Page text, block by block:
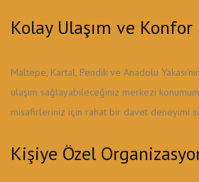
Kolay Ulaşım ve Konfor
Maltepe, Kartal, Pendik ve Anadolu
ulaşım sağlayabileceğiniz merkezi
misafirleriniz için rahat bir davet deneyimi
Kişiye Özel